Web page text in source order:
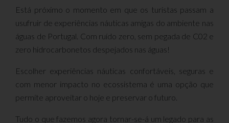
Está próximo o momento em que os turistas passam a
usufruir de experiências náuticas amigas do ambiente nas
águas de Portugal. Com ruído zero, sem pegada de C02 e
zero hidrocarbonetos despejados nas águas!
Escolher experiências náuticas confortáveis, seguras e
com menor impacto no ecossistema é uma opção que
permite aproveitar o hoje e preservar o futuro.
Tudo o que fazemos agora tornar-se-á um legado para as